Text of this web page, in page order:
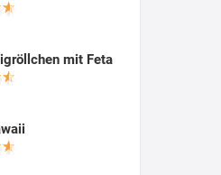
mit Feta